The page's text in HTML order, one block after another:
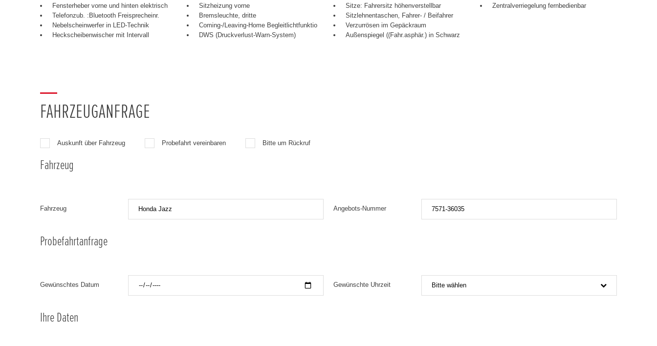
Fensterheber vorne und hinten elektrisch
Telefonzub. :Bluetooth Freisprecheinr.
Nebelscheinwerfer in LED-Technik
Heckscheibenwischer mit Intervall
Sitzheizung vorne
Bremsleuchte, dritte
Coming-/Leaving-Home Begleitlichtfunktio
DWS (Druckverlust-Warn-System)
Sitze: Fahrersitz höhenverstellbar
Sitzlehnentaschen, Fahrer- / Beifahrer
Verzurrösen im Gepäckraum
Außenspiegel ((Fahr.asphär.) in Schwarz
Zentralverriegelung fernbedienbar
FAHRZEUGANFRAGE
Auskunft über Fahrzeug Probefahrt vereinbaren Bitte um Rückruf
Fahrzeug
Fahrzeug Angebots-Nummer
Probefahrtanfrage
Gewünschtes Datum Gewünschte Uhrzeit Bitte wählen
Ihre Daten